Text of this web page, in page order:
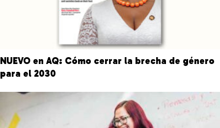
NUEVO en AQ: Cómo cerrar la brecha de género
para el 2030